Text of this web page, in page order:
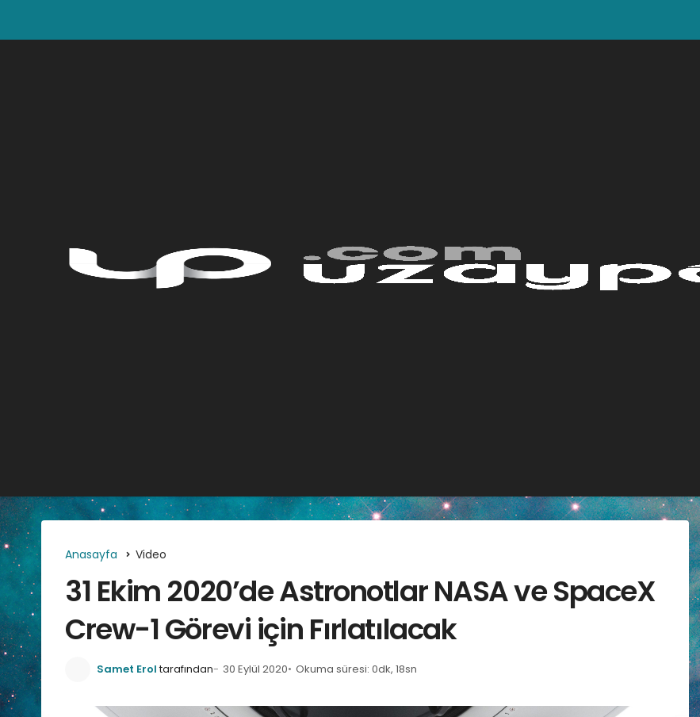
Anasayfa Video
31 Ekim 2020’de Astronotlar NASA ve SpaceX
Crew-1 Görevi için Fırlatılacak
Samet Erol tarafından 30 Eylül 2020 Okuma süresi: 0dk, 18sn